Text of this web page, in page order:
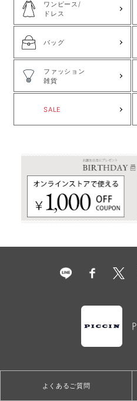
ワンピース/
ドレス
バッグ
ファッション
雑貨
SALE
よくあるご質問